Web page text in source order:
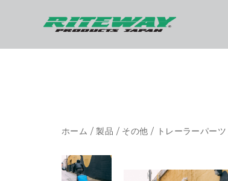
ホーム /製品 / その他 / トレーラーパーツ